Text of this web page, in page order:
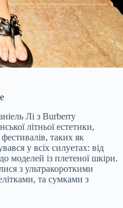
Лі з Burberry
літньої естетики,
таких як
у всіх силуетах: від
моделей із плетеної шкіри.
з ультракороткими
та сумками з